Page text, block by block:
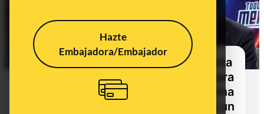
Hazte
Embajadora/Embajador
Cuidado con esta web que suplanta
a El Mundo y usa a Risto Mejide para
promocionar la supuesta plataforma
de inversión Exacto Creditant: es un